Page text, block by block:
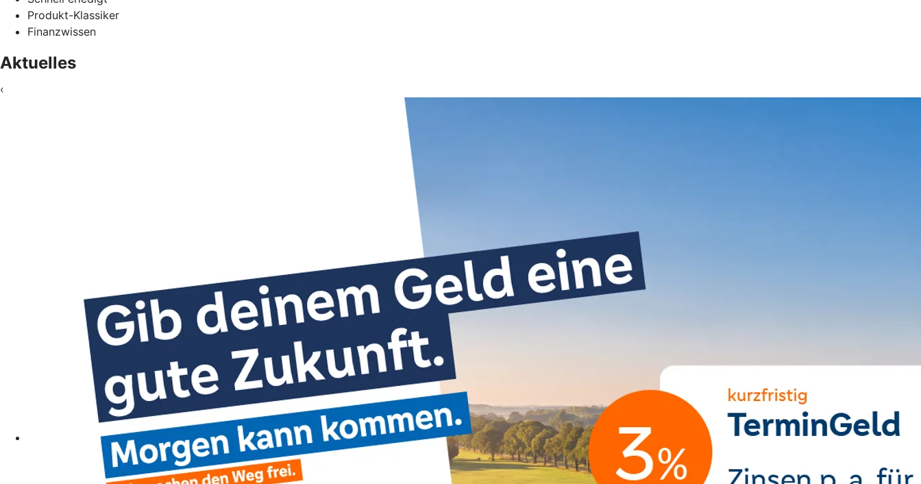
Produkt-Klassiker
Finanzwissen
Aktuelles
‹